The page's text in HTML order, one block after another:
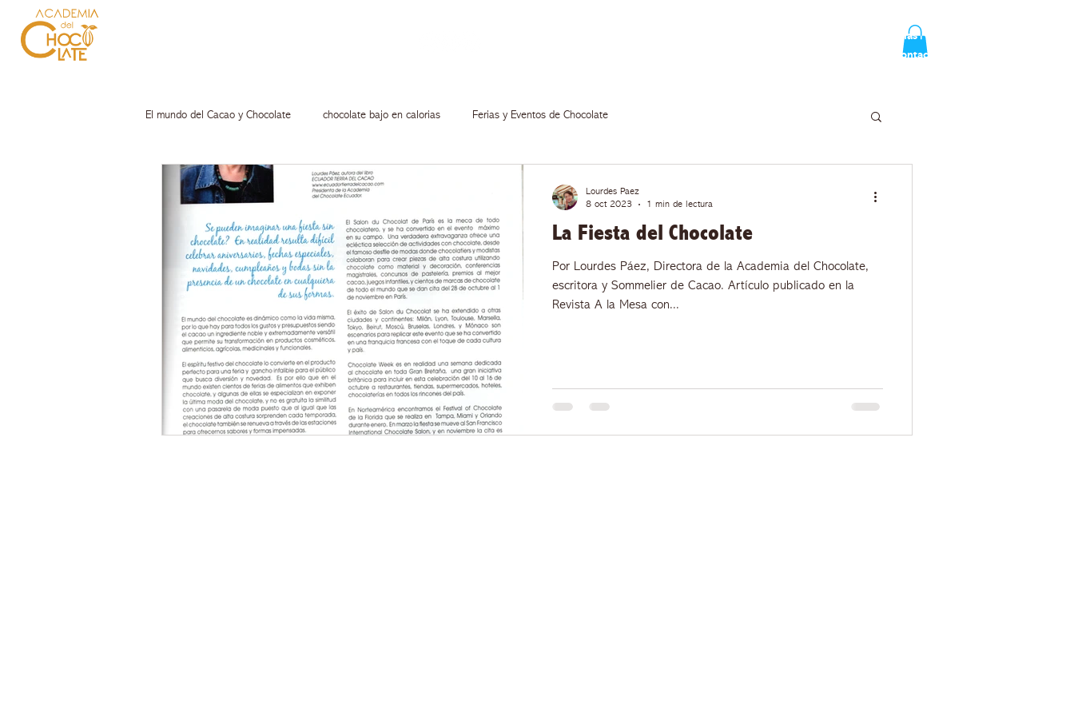
Reseñas
Contactos
El mundo del Cacao y Chocolate chocolate bajo en calorias Ferias y Eventos de Chocolate
La Fiesta del Chocolate
Por Lourdes Páez, Directora de la Academia del Chocolate,
escritora y Sommelier de Cacao. Artículo publicado en la
Revista A la Mesa con...
Lourdes Paez
8 oct 2023
1 min de lectura